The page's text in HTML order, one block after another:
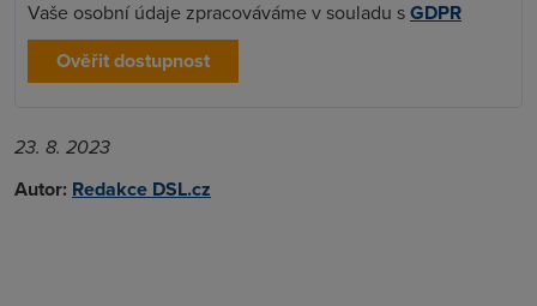
Vaše osobní údaje zpracováváme v souladu sGDPR
Ověřit dostupnost
23. 8. 2023
Autor: Redakce DSL.cz